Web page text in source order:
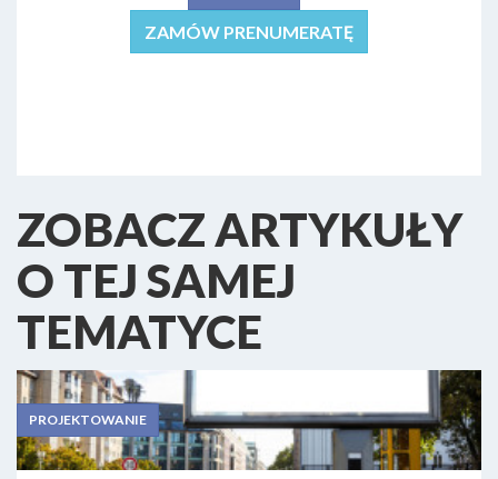
ZAMÓW PRENUMERATĘ
ZOBACZ ARTYKUŁY
O TEJ SAMEJ
TEMATYCE
PROJEKTOWANIE